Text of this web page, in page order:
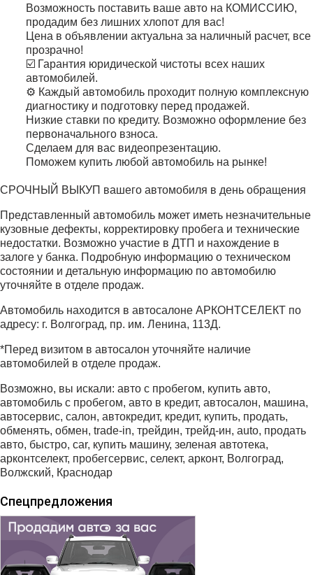
Возможность поставить ваше авто на КОМИССИЮ,
продадим без лишних хлопот для вас!
Цена в объявлении актуальна за наличный расчет, все
прозрачно!
☑️ Гарантия юридической чистоты всех наших
автомобилей.
⚙️ Каждый автомобиль проходит полную комплексную
диагностику и подготовку перед продажей.
Низкие ставки по кредиту. Возможно оформление без
первоначального взноса.
Сделаем для вас видеопрезентацию.
Поможем купить любой автомобиль на рынке!
СРОЧНЫЙ ВЫКУП вашего автомобиля в день обращения
Представленный автомобиль может иметь незначительные
кузовные дефекты, корректировку пробега и технические
недостатки. Возможно участие в ДТП и нахождение в
залоге у банка. Подробную информацию о техническом
состоянии и детальную информацию по автомобилю
уточняйте в отделе продаж.
Автомобиль находится в автосалоне АРКОНТСЕЛЕКТ по
адресу: г. Волгоград, пр. им. Ленина, 113Д.
*Перед визитом в автосалон уточняйте наличие
автомобилей в отделе продаж.
Возможно, вы искали: авто с пробегом, купить авто,
автомобиль с пробегом, авто в кредит, автосалон, машина,
автосервис, салон, автокредит, кредит, купить, продать,
обменять, обмен, trade-in, трейдин, трейд-ин, auto, продать
авто, быстро, car, купить машину, зеленая автотека,
арконтселект, пробегсервис, селект, арконт, Волгоград,
Волжский, Краснодар
Спецпредложения